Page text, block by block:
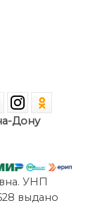
Дону
УНП
выдано